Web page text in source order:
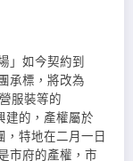
」如今契約到
承標，將改為
服裝等的
建的，產權屬於
，特地在二月一日
市府的產權，市